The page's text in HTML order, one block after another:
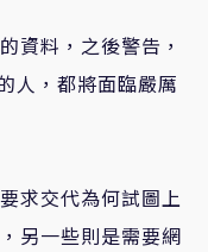
資料，之後警告，
人，都將面臨嚴厲
求交代為何試圖上
另一些則是需要網